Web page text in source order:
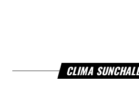
CLIMA